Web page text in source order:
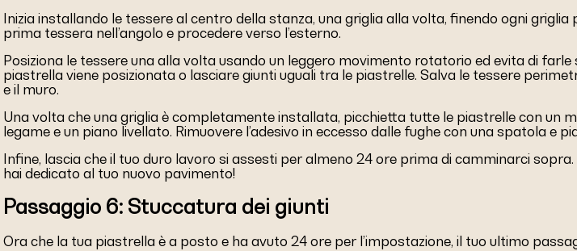
Inizia installando le tessere al centro della stanza, una griglia alla volta, finendo ogni
prima tessera nell’angolo e procedere verso l’esterno.
Posiziona le tessere una alla volta usando un leggero movimento rotatorio ed evita di
piastrella viene posizionata o lasciare giunti uguali tra le piastrelle. Salva le tessere
e il muro.
Una volta che una griglia è completamente installata, picchietta tutte le piastrelle con un
legame e un piano livellato. Rimuovere l’adesivo in eccesso dalle fughe con una spatola
Infine, lascia che il tuo duro lavoro si assesti per almeno 24 ore prima di camminarci
hai dedicato al tuo nuovo pavimento!
Passaggio 6: Stuccatura dei giunti
Ora che la tua piastrella è a posto e ha avuto 24 ore per l’impostazione, il tuo ultimo